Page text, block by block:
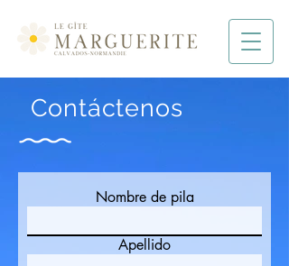
Contáctenos
Nombre de pila
Apellido